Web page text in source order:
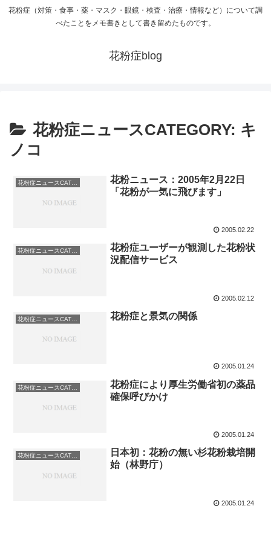
花粉症（対策・食事・薬・マスク・眼鏡・検査・治療・情報など）について調
べたことをメモ書きとして書き留めたものです。
花粉症blog
花粉症ニュースCATEGORY: キ
ノコ
花粉ニュース：2005年2月22日
「花粉が一気に飛びます」
2005.02.22
花粉症ニュースCATEGORY: キノコ
花粉症ユーザーが観測した花粉状
況配信サービス
2005.02.12
花粉症と景気の関係
2005.01.24
花粉症により厚生労働省初の薬品
確保呼びかけ
2005.01.24
花粉症ニュースCATEGORY: キノコ
日本初：花粉の無い杉花粉栽培開
始（林野庁）
2005.01.24